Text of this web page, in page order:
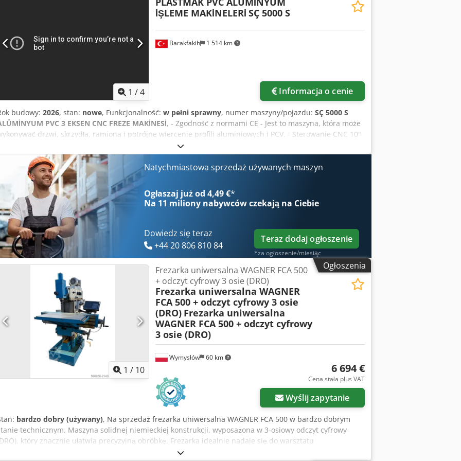
rowkowania jako jeden system - Silnik wysokiej częstotliwości (18000 obrotów) - Prawy system przenośnika
1 /4
Barakfakih 1 514 km
İŞLEME MAKİNELERİ SÇ 5000 S
Informacja o cenie
budowy: 2026, stan: nowe, Funkcjonalność: w pełni sprawny, numer maszyny/pojazdu: SÇ 5000 S
PVC 3 EKSEN CNC FREZE MAKİNESİ, - Zgodność z normami CE - Jest to maszyna, która może
drzwi, skrzydła, ramiona i potrójne wiercenie profili aluminiowych i PCV. - Sterowanie CNC 10"
ekran dotykowy Dodpfera Nybox Ag Dock - 3 niezależne osie (AXIS) - System chłodzenia profili
- System dozowania z prawym, lewym i lewym ramieniem - Precyzyjna praca dzięki
systemowi prowadnic liniowych - Możliwość dostosowania ustawień prędkości wszystkich procesów -
Łatwe przełączanie z ekranu dotykowego na profil aluminiowy pvc i automatyczna zmiana ustawień
- Nieograniczona pojemność pamięci - Automatyczna osłona zapewniająca bezpieczeństwo -
System serwomotorów w osiach X, Y, Z
Natychmiastowa sprzedaż używanych maszyn
Ogłaszaj już od 4,49 €*
Na 11 miliony nabywcówczekają na Ciebie
Dowiedz się teraz
+44 20 806 810 84
Teraz dodaj ogłoszenie
*za ogłoszenie/miesiąc
Ogłoszenia
1 / 10
Wymysłów 60 km
Frezarka uniwersalna WAGNER FCA 500
+ odczyt cyfrowy 3 osie (DRO)
Frezarka uniwersalna WAGNER
FCA 500 + odczyt cyfrowy 3 osie
(DRO) Frezarka uniwersalna
WAGNER FCA 500 + odczyt cyfrowy
3 osie (DRO)
6 694 €
Cena stała plus VAT
Wyślij zapytanie
bardzo dobry (używany), Na sprzedaż frezarka uniwersalna WAGNER FCA 500 w bardzo dobrym
technicznym. Maszyna solidnej niemieckiej konstrukcji, wyposażona w 3-osiowy odczyt cyfrowy
który znacznie ułatwia precyzyjną obróbkę. Frezarka idealnie nadaje się do warsztatu
narzędziowego, produkcji jednostkowej oraz prac serwisowych. Dane techniczne: • producent: WAGNER